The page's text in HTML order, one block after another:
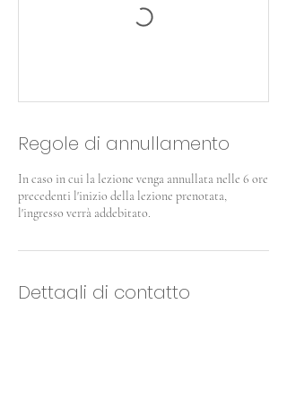
Regole di annullamento
In caso in cui la lezione venga annullata nelle 6 ore
precedenti l'inizio della lezione prenotata,
l'ingresso verrà addebitato.
Dettagli di contatto